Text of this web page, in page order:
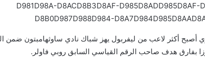
D981D98A-D8ACD8B3D8AF-
D8B0D987D988D984-
أصبح أكثر لاعب من ليفربول يهز شباك نادي ساوثهامبتون ضمن